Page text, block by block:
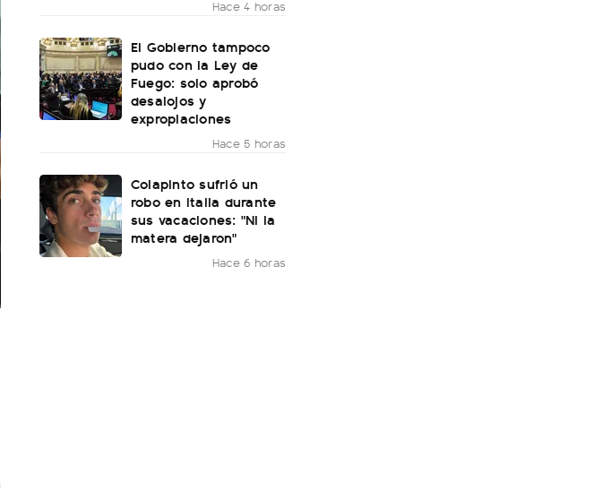
Hace 4 horas
El Gobierno tampoco
pudo con la Ley de
Fuego: solo aprobó
desalojos y
expropiaciones
Hace 5 horas
Colapinto sufrió un
robo en Italia durante
sus vacaciones: "Ni la
matera dejaron"
Hace 6 horas